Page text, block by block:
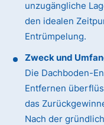
unzugängliche
den idealen
Entrümpelung.
Zweck und
Die Dachboden-
Entfernen
das
Nach der